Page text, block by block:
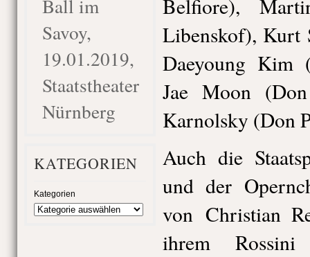
Ball im
Savoy,
19.01.2019,
Staatstheater
Nürnberg
KATEGORIEN
Kategorien
Belfiore),
Libenskof), Kurt
Daeyoung Kim
Jae Moon
Karnolsky (Don
Auch die
und der
von Christian
ihrem